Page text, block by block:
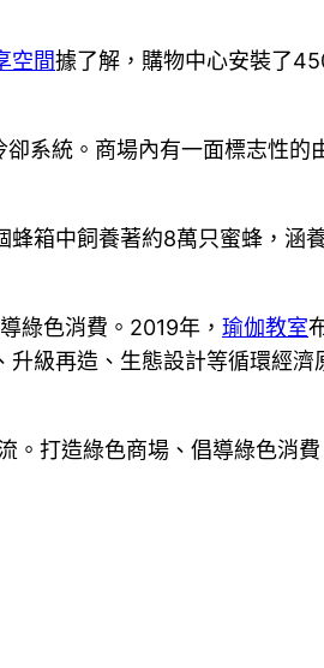
空間據了解，購物中心安裝了
系統。商場內有一面標志性的
箱中飼養著約8萬只蜜蜂，涵
綠色消費。2019年， 瑜伽教室
升級再造、生態設計等循環經濟
。打造綠色商場、倡導綠色消